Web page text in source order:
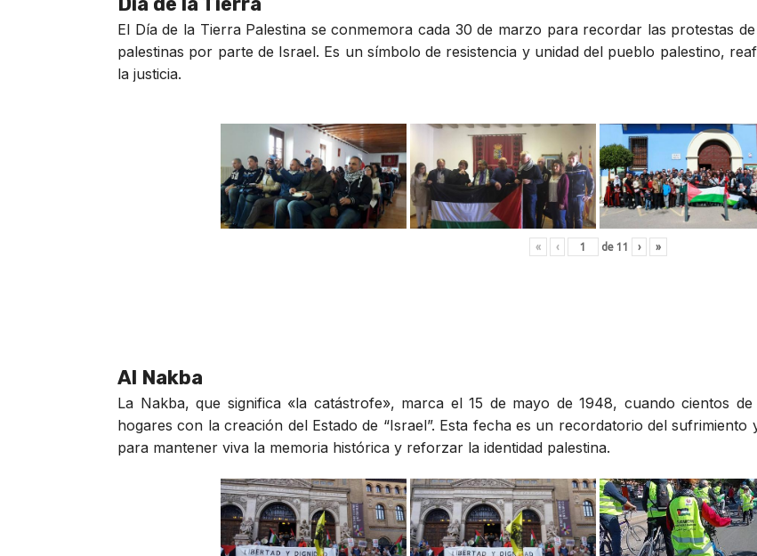
El Día de la Tierra Palestina se conmemora cada 30 de marzo para recordar las protestas
palestinas por parte de Israel. Es un símbolo de resistencia y unidad del pueblo palestino,
la justicia.
« ‹ de 11 › »
Al Nakba
La Nakba, que significa «la catástrofe», marca el 15 de mayo de 1948, cuando cientos
hogares con la creación del Estado de “Israel”. Esta fecha es un recordatorio del
para mantener viva la memoria histórica y reforzar la identidad palestina.